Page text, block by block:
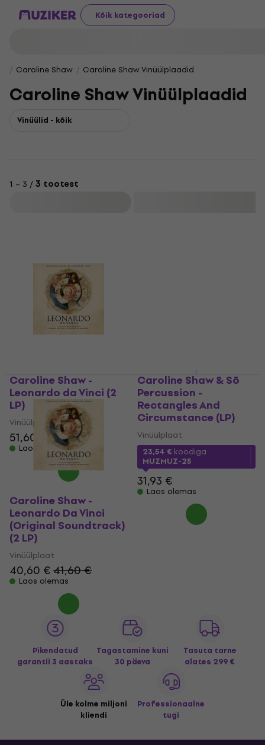
Kõik kategooriad
Caroline Shaw Caroline Shaw Vinüülplaadid
Caroline Shaw Vinüülplaadid
Vinüülid - kõik
1 – 3 /3 tootest
Caroline Shaw -
Leonardo da Vinci (2
LP)
Vinüülplaat
51,60 €
Laos olemas
Caroline Shaw & Sō
Percussion -
Rectangles And
Circumstance (LP)
Vinüülplaat
23,54 € koodiga
MUZMUZ-25
31,93 €
Laos olemas
Caroline Shaw -
Leonardo Da Vinci
(Original Soundtrack)
(2 LP)
Vinüülplaat
40,60 €41,60 €
Laos olemas
Pikendatud
garantii 3 aastaks
Tagastamine kuni
30 päeva
Tasuta tarne
alates 299 €
Üle kolme miljoni
kliendi
Professionaalne
tugi